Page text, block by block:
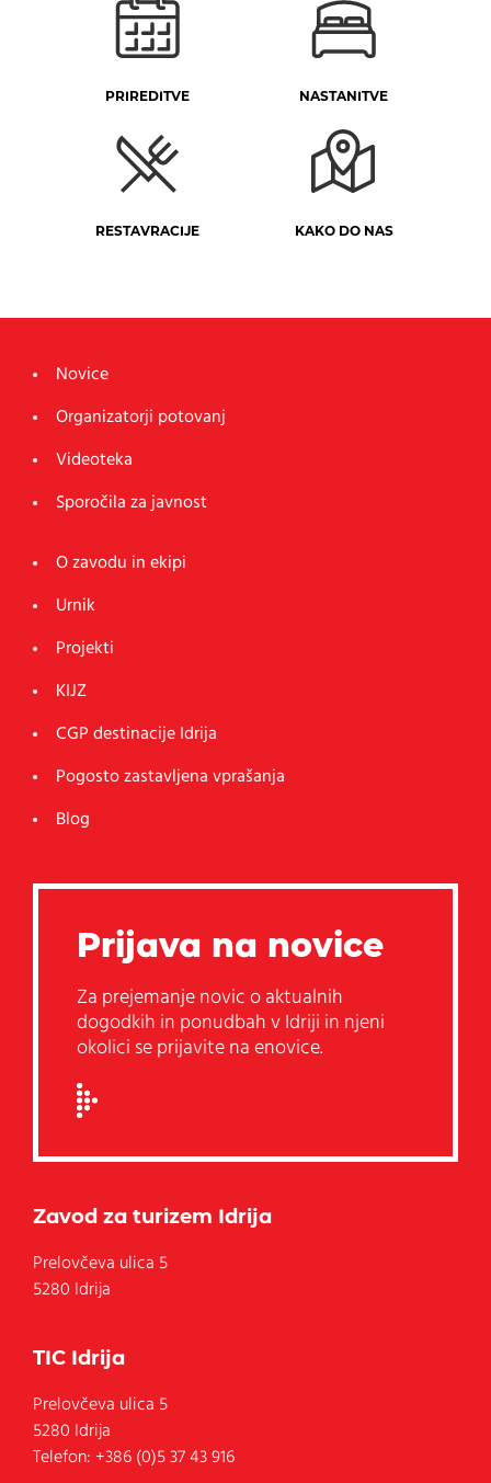
PRIREDITVE NASTANITVE
RESTAVRACIJE KAKO DO NAS
Novice
Organizatorji potovanj
Videoteka
Sporočila za javnost
O zavodu in ekipi
Urnik
Projekti
KIJZ
CGP destinacije Idrija
Pogosto zastavljena vprašanja
Blog
Prijava na novice
Za prejemanje novic o aktualnih
dogodkih in ponudbah v Idriji in njeni
okolici se prijavite na enovice.
Zavod za turizem Idrija
Prelovčeva ulica 5
5280 Idrija
TIC Idrija
Prelovčeva ulica 5
5280 Idrija
Telefon: +386 (0)5 37 43 916